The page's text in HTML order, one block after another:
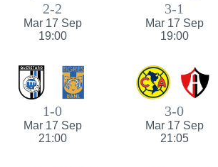
2-2
Mar 17 Sep
19:00
3-1
Mar 17 Sep
19:00
1-0
Mar 17 Sep
21:00
3-0
Mar 17 Sep
21:05